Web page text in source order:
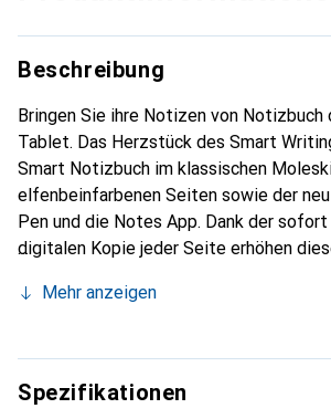
Beschreibung
Bringen Sie ihre Notizen von Notizbuch
Tablet. Das Herzstück des Smart
Smart Notizbuch im klassischen
elfenbeinfarbenen Seiten sowie der
Pen und die Notes App. Dank der
digitalen Kopie jeder Seite erhöhen
Projekte auf ein höheres Niveau.
Gummiband zum Verschliessen und
Lesezeichenband. Inklusive Smartpen, 1
Magnetladekabel und
Mehr anzeigen
Spezifikationen